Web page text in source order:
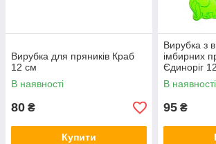
Вирубка для пряників Краб
12 см
В наявності
80 ₴
Купити
Вирубка з
імбирних
Єдиноріг
В наявності
95 ₴